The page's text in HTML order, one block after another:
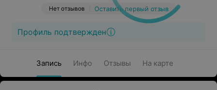
Нет отзывов Оставить первый отзыв
Профиль подтвержден
Запись Инфо Отзывы На карте